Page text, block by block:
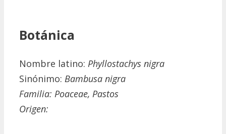
Botánica
Nombre latino: Phyllostachys nigra
Sinónimo: Bambusa nigra
Familia: Poaceae, Pastos
Origen: